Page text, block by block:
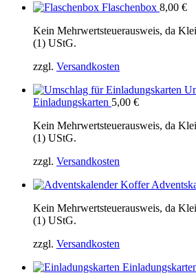
Flaschenbox 8,00 €
Kein Mehrwertsteuerausweis, da
(1) UStG.
zzgl. Versandkosten
Einladungskarten 5,00 €
Kein Mehrwertsteuerausweis, da
(1) UStG.
zzgl. Versandkosten
Kein Mehrwertsteuerausweis, da
(1) UStG.
zzgl. Versandkosten